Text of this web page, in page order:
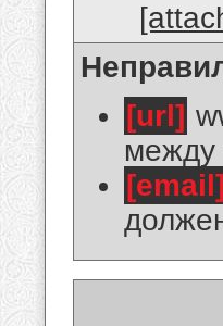
[url]
между
[email]